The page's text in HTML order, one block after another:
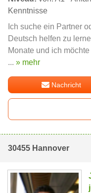
Kenntnisse
Ich suche ein Partner
Deutsch helfen zu
Monate und ich
... » mehr
Nachricht
30455 Hannover